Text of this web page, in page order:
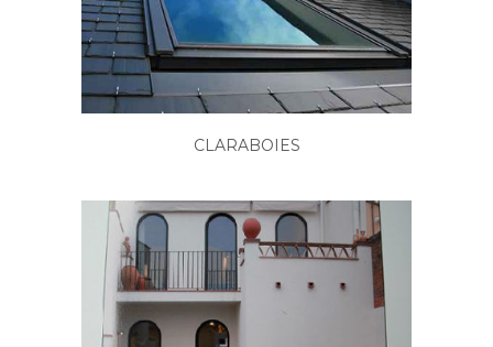
CLARABOIES